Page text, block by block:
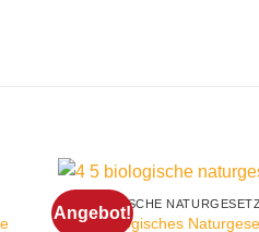
Angebot!
4. BIOLOGISCHE NATURGESETZ
4.+5. Biologisches